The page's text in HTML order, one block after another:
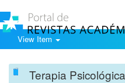
View Item
Terapia Psicológica